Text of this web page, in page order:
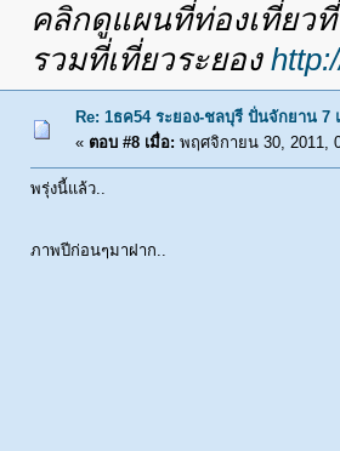
คลิกดูแผนที่ท่องเที่ยว
รวมที่เที่ยวระยอง
Re: 1ธค54 ระยอง-ชลบุรี ปั่นจักยาน 7
« ตอบ #8 เมื่อ: พฤศจิกายน 30, 2011,
พรุ่งนี้แล้ว..
ภาพปีก่อนๆมาฝาก..